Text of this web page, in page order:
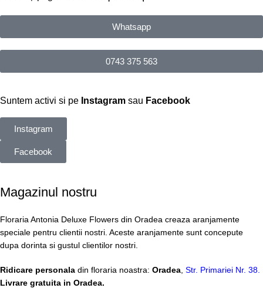
Whatsapp
0743 375 563
Suntem activi si pe Instagram sau Facebook
Instagram
Facebook
Magazinul nostru
Floraria Antonia Deluxe Flowers din Oradea creaza aranjamente
speciale pentru clientii nostri. Aceste aranjamente sunt concepute
dupa dorinta si gustul clientilor nostri.
Ridicare personala din floraria noastra: Oradea Str. Primariei Nr. 38.
Livrare gratuita in Oradea.